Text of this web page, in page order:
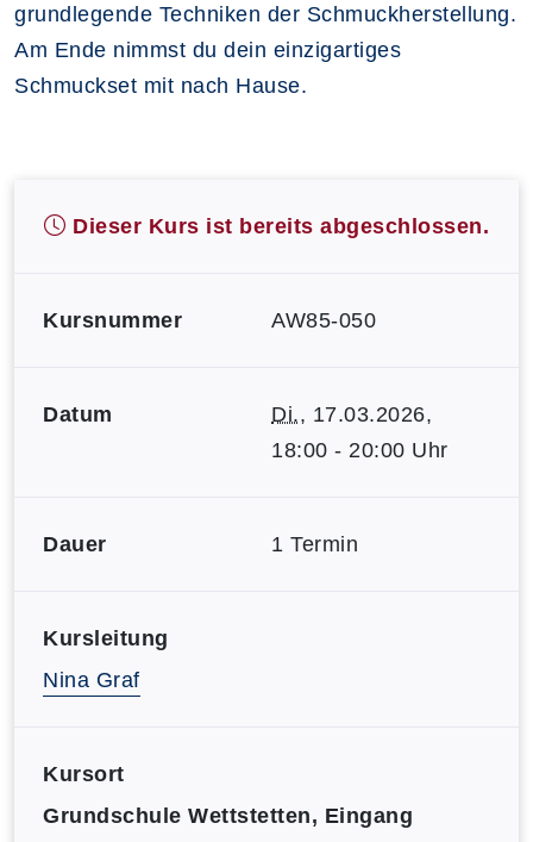
grundlegende Techniken der Schmuckherstellung.
Am Ende nimmst du dein einzigartiges
Schmuckset mit nach Hause.
Dieser Kurs ist bereits abgeschlossen.
Kursnummer AW85-050
Datum Di., 17.03.2026,
18:00 - 20:00 Uhr
Dauer 1 Termin
Kursleitung
Nina Graf
Kursort
Grundschule Wettstetten, Eingang